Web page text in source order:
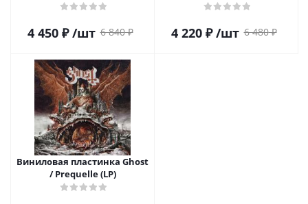
4 450₽ /шт 6 840₽ 4 220₽ /шт 6 480₽
Виниловая пластинка Ghost
/ Prequelle (LP)